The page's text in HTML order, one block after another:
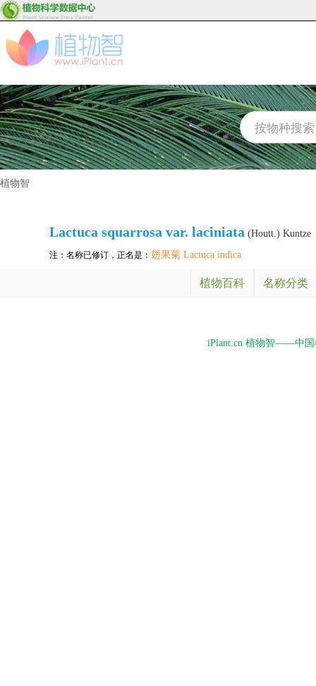
植物智
Lactuca squarrosa var. laciniata (Houtt.) Kuntze
注：名称已修订，正名是： 翅果菊 Lactuca indica
植物百科 名称分类
iPlant.cn 植物智——中国